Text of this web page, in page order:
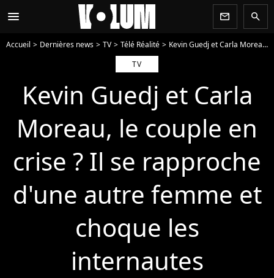
menu newsletter search
Accueil Dernières news TV Télé Réalité
Kevin Guedj et Carla Moreau, le couple en crise ? Il se rapproche d'une autre femme et choque les internautes
TV
Kevin Guedj et Carla
Moreau, le couple en
crise ? Il se rapproche
d'une autre femme et
choque les
internautes